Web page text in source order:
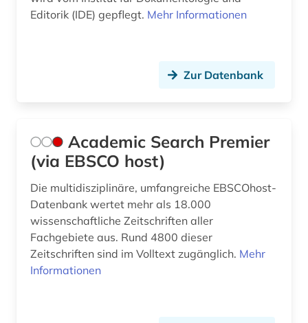
bibliographie (21)
bibliographie 1923-1999 (1)
bibliothek (2)
bibliotheken (1)
bibliotheksbestand (2)
bibliothekskatalog (1)
biblische studien (1)
bildnis (1)
bildung (1)
Editorik (IDE) gepflegt. Mehr Informationen
Zur Datenbank
Academic Search Premier
(via EBSCO host)
Die multidisziplinäre, umfangreiche EBSCOhost-
Datenbank wertet mehr als 18.000
wissenschaftliche Zeitschriften aller
Fachgebiete aus. Rund 4800 dieser
Zeitschriften sind im Volltext zugänglich. Mehr
Informationen